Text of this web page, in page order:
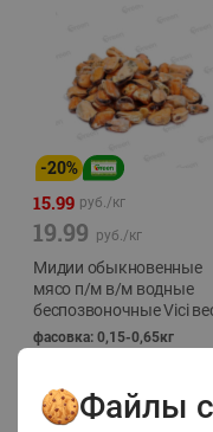
-20%
15.99 руб./кг
19.99 руб./кг
Мидии обыкновенные
мясо п/м в/м водные
беспозвоночные Vici
фасовка: 0,15-0,65кг
Файлы